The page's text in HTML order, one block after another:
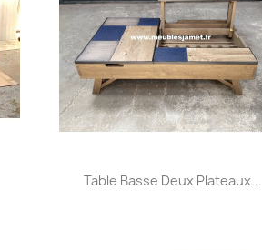
Aperçu rapide
Table Basse Deux Plateaux...